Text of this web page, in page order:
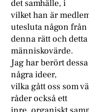
det samhälle, i
vilket han är
utesluta någon från
denna rätt och
människovärde.
Jag har berört
några ideer,
vilka gått oss som
råder också ett